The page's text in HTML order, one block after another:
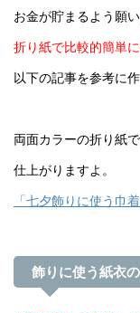
お金が貯まるよう願
折り紙で比較的簡単
以下の記事を参考に
両面カラーの折り紙
仕上がりますよ。
「七夕飾りに使う巾
飾りに使う紙衣